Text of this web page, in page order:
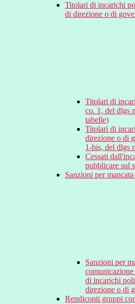
Titolari di incarichi
di direzione o di
Titolari di
co. 1, del dlgs
tabelle)
Titolari di
direzione o di
1-bis, del dlgs
Cessati
pubblicare sul
Sanzioni per
Sanzioni per
di incarichi
direzione o di
Rendiconti gruppi